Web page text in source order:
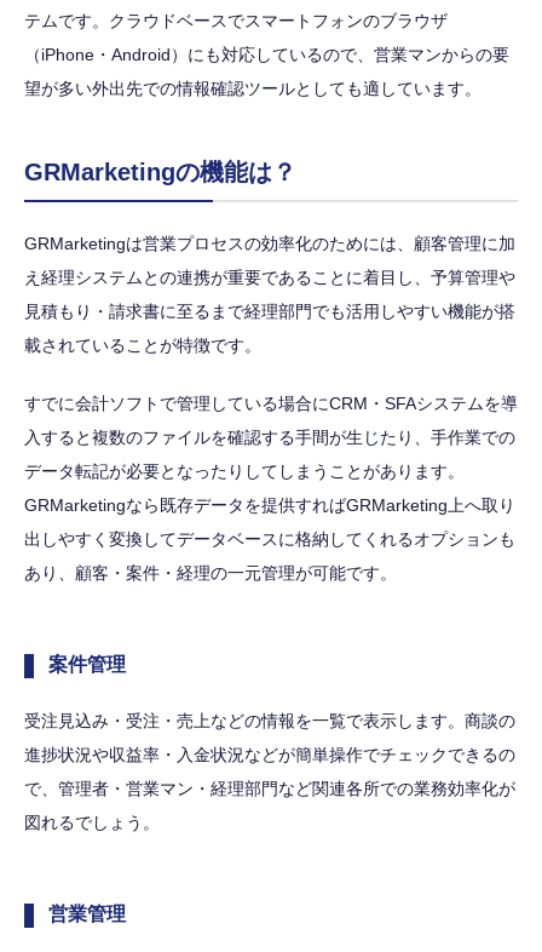
テムです。クラウドベースでスマートフォンのブラウザ
（iPhone・Android）にも対応しているので、営業マンからの要
望が多い外出先での情報確認ツールとしても適しています。
GRMarketingの機能は？
GRMarketingは営業プロセスの効率化のためには、顧客管理に加
え経理システムとの連携が重要であることに着目し、予算管理や
見積もり・請求書に至るまで経理部門でも活用しやすい機能が搭
載されていることが特徴です。
すでに会計ソフトで管理している場合にCRM・SFAシステムを導
入すると複数のファイルを確認する手間が生じたり、手作業での
データ転記が必要となったりしてしまうことがあります。
GRMarketingなら既存データを提供すればGRMarketing上へ取り
出しやすく変換してデータベースに格納してくれるオプションも
あり、顧客・案件・経理の一元管理が可能です。
案件管理
受注見込み・受注・売上などの情報を一覧で表示します。商談の
進捗状況や収益率・入金状況などが簡単操作でチェックできるの
で、管理者・営業マン・経理部門など関連各所での業務効率化が
図れるでしょう。
営業管理